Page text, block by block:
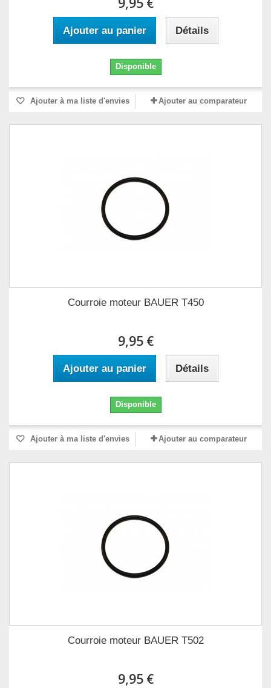
Ajouter au panier Détails
Disponible
Ajouter à ma liste d'envies Ajouter au comparateur
Courroie moteur BAUER T450
9,95 €
Ajouter au panier Détails
Disponible
Ajouter à ma liste d'envies Ajouter au comparateur
Courroie moteur BAUER T502
9,95 €